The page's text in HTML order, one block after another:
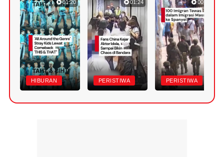
01:20
HIBURAN
01:24
PERISTIWA
00:42
PERISTIWA